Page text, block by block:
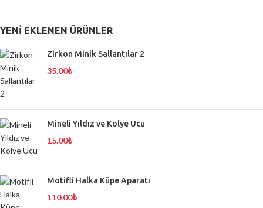
YENI EKLENEN ÜRÜNLER
Zirkon Minik Sallantılar 2
35.00₺
Mineli Yıldız ve Kolye Ucu
15.00₺
Motifli Halka Küpe Aparatı
110.00₺